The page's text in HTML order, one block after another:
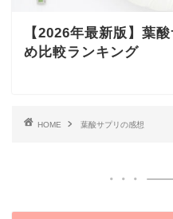
【2026年最新版】葉
め比較ランキング
HOME 葉酸サプリの感想